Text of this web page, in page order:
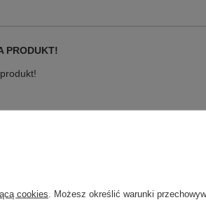
PRODUKT!
Najniższa cena produktu w okresie 30 dni
cookies . Możesz określić warunki